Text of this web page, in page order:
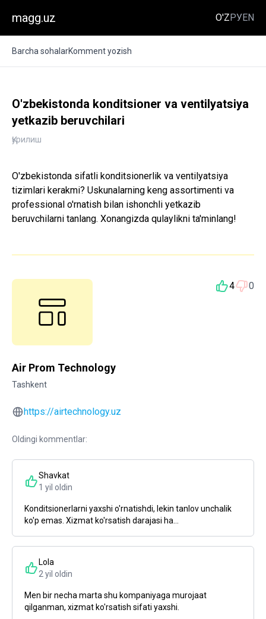
magg.uz O'ZРУEN
Barcha sohalarKomment yozish
O'zbekistonda konditsioner va ventilyatsiya
yetkazib beruvchilari
Қурилиш
O'zbekistonda sifatli konditsionerlik va ventilyatsiya
tizimlari kerakmi? Uskunalarning keng assortimenti va
professional o'rnatish bilan ishonchli yetkazib
beruvchilarni tanlang. Xonangizda qulaylikni ta'minlang!
4 0
Air Prom Technology
Tashkent
https://airtechnology.uz
Oldingi kommentlar:
Shavkat
1 yil oldin
Konditsionerlarni yaxshi o'rnatishdi, lekin tanlov unchalik
ko'p emas. Xizmat ko'rsatish darajasi ha...
Lola
2 yil oldin
Men bir necha marta shu kompaniyaga murojaat
qilganman, xizmat ko'rsatish sifati yaxshi.